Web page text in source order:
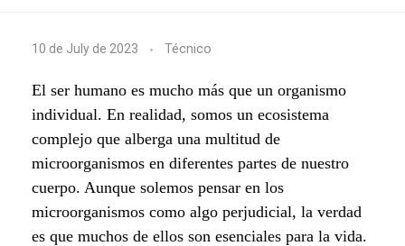
E
l
s
e
r
h
10 de July de 2023 Técnico
El ser humano es mucho más que un organismo
individual. En realidad, somos un ecosistema
complejo que alberga una multitud de
microorganismos en diferentes partes de nuestro
cuerpo. Aunque solemos pensar en los
microorganismos como algo perjudicial, la verdad
es que muchos de ellos son esenciales para la vida.